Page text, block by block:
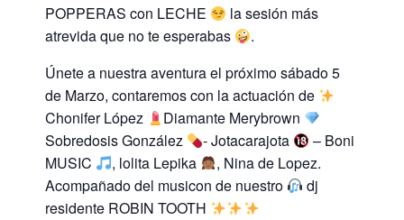
POPPERAS con LECHE
la sesión más
atrevida que no te esperabas
.
Únete a nuestra aventura el próximo sábado 5
de Marzo, contaremos con la actuación de
Chonifer López
Diamante Merybrown
Sobredosis González
- Jotacarajota
– Boni
MUSIC
, lolita Lepika
, Nina de Lopez.
Acompañado del musicon de nuestro
dj
residente ROBIN TOOTH